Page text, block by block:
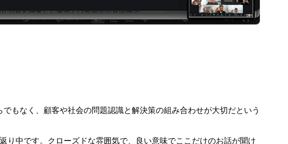
もなく、顧客や社会の問題認識と解決策の組み合わせが大切だという
り中です。クローズドな雰囲気で、良い意味でここだけのお話が聞け